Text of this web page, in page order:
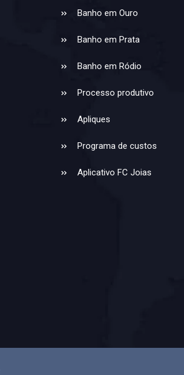
Banho em Ouro
Banho em Prata
Banho em Ródio
Processo produtivo
Apliques
Programa de custos
Aplicativo FC Joias